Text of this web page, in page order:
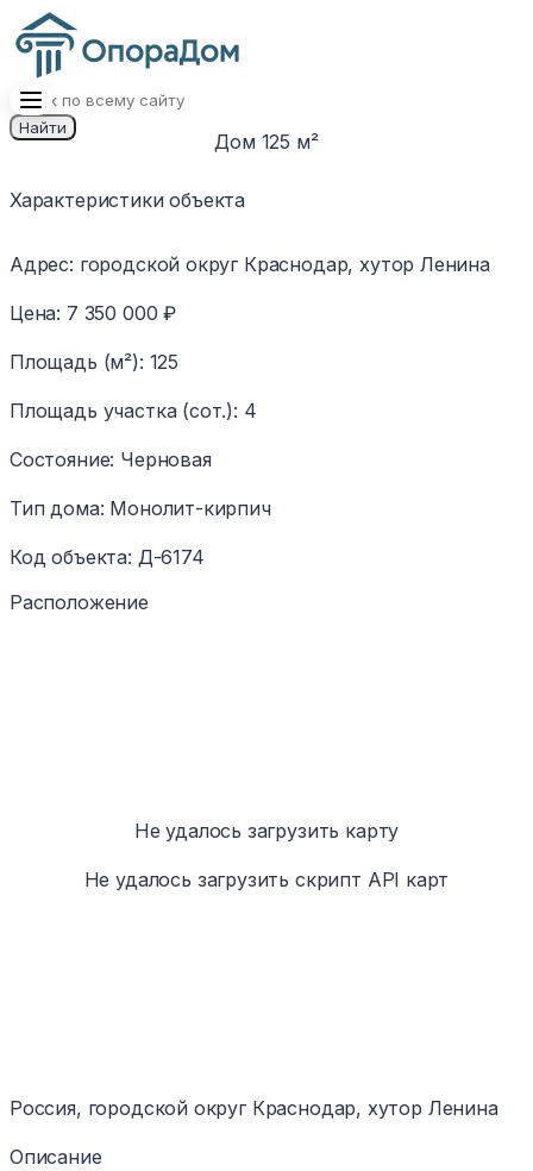
Найти
Дом 125 м²
недоступно
Характеристики объекта
Адрес: городской округ Краснодар, хутор Ленина
Цена: 7 350 000 ₽
Площадь (м²): 125
Площадь участка (сот.): 4
Состояние: Черновая
Тип дома: Монолит-кирпич
Код объекта: Д-6174
Расположение
Не удалось загрузить карту
Не удалось загрузить скрипт API карт
Россия, городской округ Краснодар, хутор Ленина
Описание